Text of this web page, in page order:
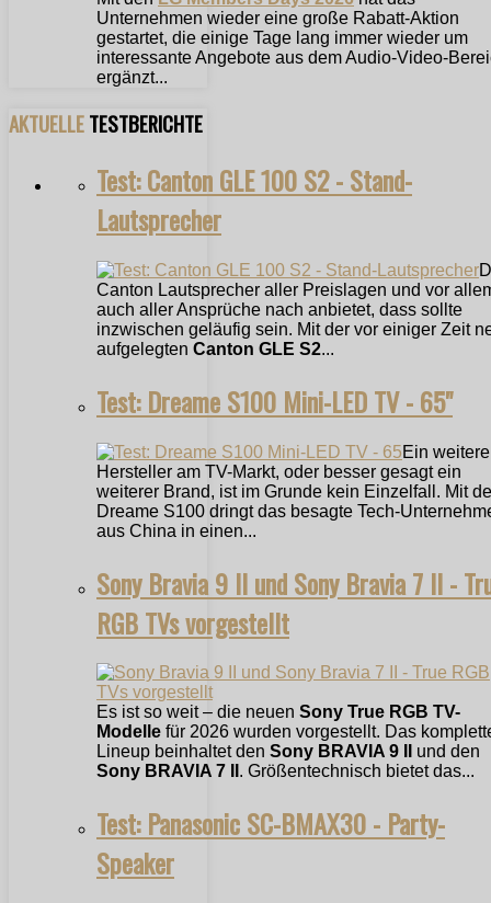
Unternehmen wieder eine große Rabatt-Aktion
gestartet, die einige Tage lang immer wieder um
interessante Angebote aus dem Audio-Video-
ergänzt...
AKTUELLETESTBERICHTE
Test: Canton GLE 100 S2 - Stand-
Lautsprecher
Canton Lautsprecher aller Preislagen und vor
auch aller Ansprüche nach anbietet, dass sollte
inzwischen geläufig sein. Mit der vor einiger Zeit
aufgelegten Canton GLE S2...
Test: Dreame S100 Mini-LED TV - 65"
Ein
Hersteller am TV-Markt, oder besser gesagt ein
weiterer Brand, ist im Grunde kein Einzelfall. Mit
Dreame S100 dringt das besagte Tech-
aus China in einen...
Sony Bravia 9 II und Sony Bravia 7 II -
RGB TVs vorgestellt
Es ist so weit – die neuen Sony True RGB TV-
Modelle für 2026 wurden vorgestellt. Das
Lineup beinhaltet den Sony BRAVIA 9 II
und den
Sony BRAVIA 7 II . Größentechnisch bietet das...
Test: Panasonic SC-BMAX30 - Party-
Speaker